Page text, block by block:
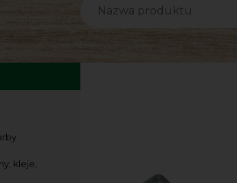
kleje,